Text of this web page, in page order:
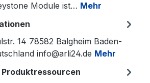
Module ist… Mehr
14 78582 Balgheim Baden-
info@arli24.de Mehr